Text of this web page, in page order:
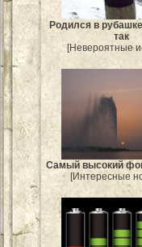
Родился в
так
[Невероятные
Самый высокий
[Интересные